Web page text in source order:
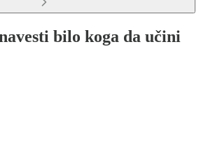
bilo koga da učini